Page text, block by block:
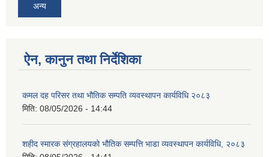
अन्य
ऐन, कानुन तथा निर्देशिका
कमल दह परिसर तथा भौतिक सम्पति व्यवस्थापन कार्यविधि २०८३
मिति: 08/05/2026 - 14:44
शहीद स्मारक संग्रहालयको भौतिक सम्पत्ति भाडा व्यवस्थापन कार्यविधि, २०८३